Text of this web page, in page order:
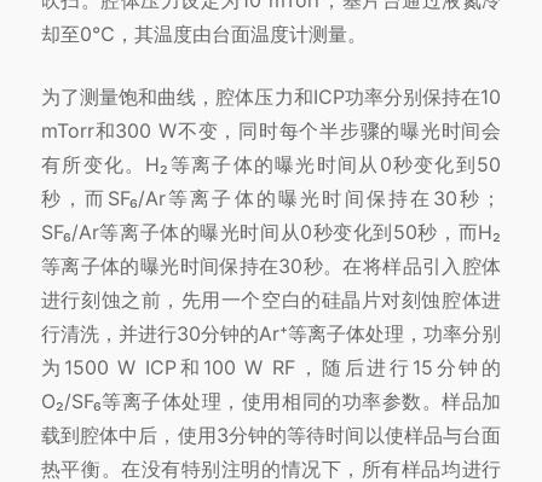
却至0℃，其温度由台面温度计测量。
为了测量饱和曲线，腔体压力和ICP功率分别保持在10
mTorr和300 W不变，同时每个半步骤的曝光时间会
有所变化。H₂等离子体的曝光时间从0秒变化到50
秒，而SF₆/Ar等离子体的曝光时间保持在30秒；
SF₆/Ar等离子体的曝光时间从0秒变化到50秒，而H₂
等离子体的曝光时间保持在30秒。在将样品引入腔体
进行刻蚀之前，先用一个空白的硅晶片对刻蚀腔体进
行清洗，并进行30分钟的Ar⁺等离子体处理，功率分别
为1500 W ICP和100 W RF，随后进行15分钟的
O₂/SF₆等离子体处理，使用相同的功率参数。样品加
载到腔体中后，使用3分钟的等待时间以使样品与台面
热平衡。在没有特别注明的情况下，所有样品均进行